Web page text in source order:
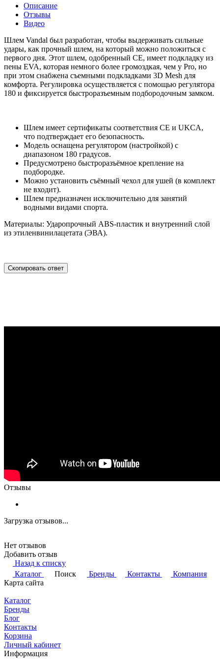
Описание
Отзывы
Видео
Шлем Vandal был разработан, чтобы выдерживать сильные
удары, как прочный шлем, на который можно положиться с
первого дня. Этот шлем, одобренный CE, имеет подкладку из
пены EVA, которая немного более громоздкая, чем у Pro, но
при этом снабжена съемными подкладками 3D Mesh для
комфорта. Регулировка осуществляется с помощью регулятора
180 и фиксируется быстроразъемным подбородочным замком.
Шлем имеет сертификаты соответствия CE и UKCA,
что подтверждает его безопасность.
Модель оснащена регулятором (настройкой) с
диапазоном 180 градусов.
Предусмотрено быстроразъёмное крепление на
подбородке.
Можно установить съёмный чехол для ушей (в комплект
не входит).
Шлем предназначен исключительно для занятий
водными видами спорта.
Материалы: Ударопрочный ABS-пластик и внутренний слой
из этиленвинилацетата (ЭВА).
Скопировать ответ
Отзывы
Загрузка отзывов...
Нет отзывов
Добавить отзыв
Назад к списку
Каталог
Поиск Бренды Контакты
Компания
Карта сайта
Каталог
Бренды
Блог
Контакты
Корзина
Личный кабинет
Информация